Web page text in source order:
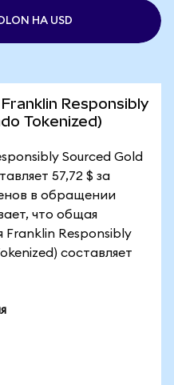
НА USD
Franklin Responsibly
Tokenized)
Sourced Gold
57,72 $ за
в обращении
что общая
Franklin Responsibly
составляет